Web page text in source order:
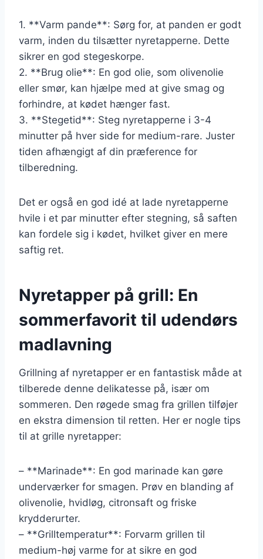
1. **Varm pande**: Sørg for, at panden er godt
varm, inden du tilsætter nyretapperne. Dette
sikrer en god stegeskorpe.
2. **Brug olie**: En god olie, som olivenolie
eller smør, kan hjælpe med at give smag og
forhindre, at kødet hænger fast.
3. **Stegetid**: Steg nyretapperne i 3-4
minutter på hver side for medium-rare. Juster
tiden afhængigt af din præference for
tilberedning.
Det er også en god idé at lade nyretapperne
hvile i et par minutter efter stegning, så saften
kan fordele sig i kødet, hvilket giver en mere
saftig ret.
Nyretapper på grill: En
sommerfavorit til udendørs
madlavning
Grillning af nyretapper er en fantastisk måde at
tilberede denne delikatesse på, især om
sommeren. Den røgede smag fra grillen tilføjer
en ekstra dimension til retten. Her er nogle tips
til at grille nyretapper:
– **Marinade**: En god marinade kan gøre
underværker for smagen. Prøv en blanding af
olivenolie, hvidløg, citronsaft og friske
krydderurter.
– **Grilltemperatur**: Forvarm grillen til
medium-høj varme for at sikre en god